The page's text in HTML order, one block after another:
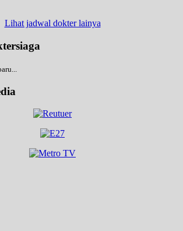
Lihat jadwal dokter lainya